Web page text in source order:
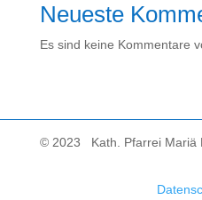
Neueste
Es sind keine Kommentare
© 2023 Kath. Pfarrei Mariä